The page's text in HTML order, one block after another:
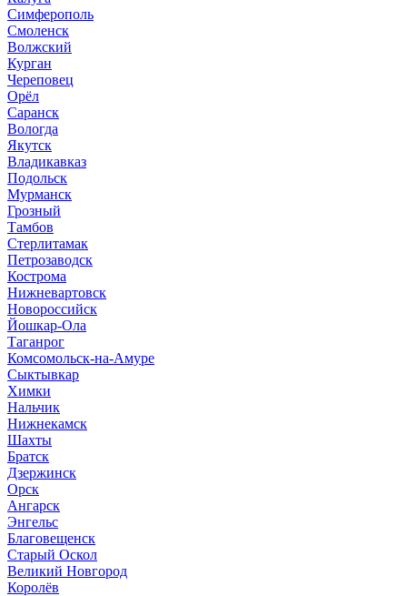
Симферополь
Смоленск
Волжский
Курган
Череповец
Орёл
Саранск
Вологда
Якутск
Владикавказ
Подольск
Мурманск
Грозный
Тамбов
Стерлитамак
Петрозаводск
Кострома
Нижневартовск
Новороссийск
Йошкар-Ола
Таганрог
Комсомольск-на-Амуре
Сыктывкар
Химки
Нальчик
Нижнекамск
Шахты
Братск
Дзержинск
Орск
Ангарск
Энгельс
Благовещенск
Старый Оскол
Великий Новгород
Королёв